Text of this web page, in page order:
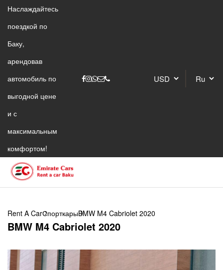
Наслаждайтесь
поездкой по
Баку,
арендовав
автомобиль по
выгодной цене
и с
максимальным
комфортом!
Rent A CarСпорткарыBMW M4 Cabriolet 2020
BMW M4 Cabriolet 2020